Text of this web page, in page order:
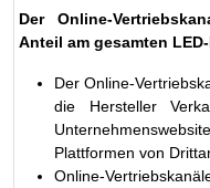
Der Online-
Anteil am gesamten
Der Online-
die Hersteller
Plattformen von
Online-